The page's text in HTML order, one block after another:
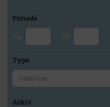
Periode
Fra Til
Type
Arkiv